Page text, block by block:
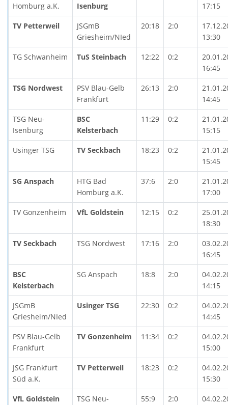
Homburg a.K.
Isenburg
17:15
TV Petterweil
JSGmB
Griesheim/NIed
20:18 2:0
13:30
TG Schwanheim TuS Steinbach 12:22 0:2
16:45
TSG Nordwest
PSV Blau-Gelb
Frankfurt
26:13 2:0
14:45
TSG Neu-
Isenburg
BSC
Kelsterbach
11:29 0:2
15:15
Usinger TSG TV Seckbach 18:23 0:2
15:45
SG Anspach
HTG Bad
Homburg a.K.
37:6 2:0
17:00
TV Gonzenheim VfL Goldstein 12:15 0:2
18:30
TV Seckbach TSG Nordwest 17:16 2:0
16:45
BSC
Kelsterbach
SG Anspach 18:8 2:0
14:15
JSGmB
Griesheim/NIed
Usinger TSG 22:30 0:2
14:45
PSV Blau-Gelb
Frankfurt
TV Gonzenheim 11:34 0:2
15:00
JSG Frankfurt
Süd a.K.
TV Petterweil 18:23 0:2
15:30
VfL Goldstein
TSG Neu-
55:9 2:0